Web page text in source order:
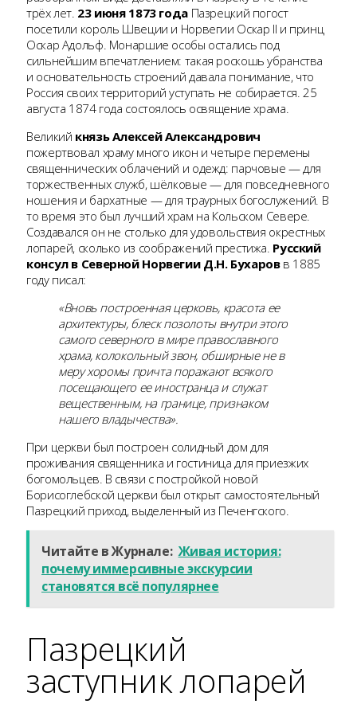
трёх лет. 23 июня 1873 годаПазрецкий погост
посетили король Швеции и Норвегии Оскар II и принц
Оскар Адольф. Монаршие особы остались под
сильнейшим впечатлением: такая роскошь убранства
и основательность строений давала понимание, что
Россия своих территорий уступать не собирается. 25
августа 1874 года состоялось освящение храма.
Великий князь Алексей Александрович
пожертвовал храму много икон и четыре перемены
священнических облачений и одежд: парчовые — для
торжественных служб, шёлковые — для повседневного
ношения и бархатные — для траурных богослужений. В
то время это был лучший храм на Кольском Севере.
Создавался он не столько для удовольствия окрестных
лопарей, сколько из соображений престижа. Русский
консул в Северной Норвегии Д.Н. Бухаровв 1885
году писал:
«Вновь построенная церковь, красота ее
архитектуры, блеск позолоты внутри этого
самого северного в мире православного
храма, колокольный звон, обширные не в
меру хоромы причта поражают всякого
посещающего ее иностранца и служат
вещественным, на границе, признаком
нашего владычества».
При церкви был построен солидный дом для
проживания священника и гостиница для приезжих
богомольцев. В связи с постройкой новой
Борисоглебской церкви был открыт самостоятельный
Пазрецкий приход, выделенный из Печенгского.
Читайте в Журнале: Живая история:
почему иммерсивные экскурсии
становятся всё популярнее
Пазрецкий
заступник лопарей